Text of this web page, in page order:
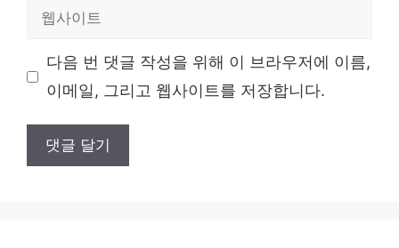
트
다음 번 댓글 작성을 위해 이 브라우저에 이름,
이메일, 그리고 웹사이트를 저장합니다.